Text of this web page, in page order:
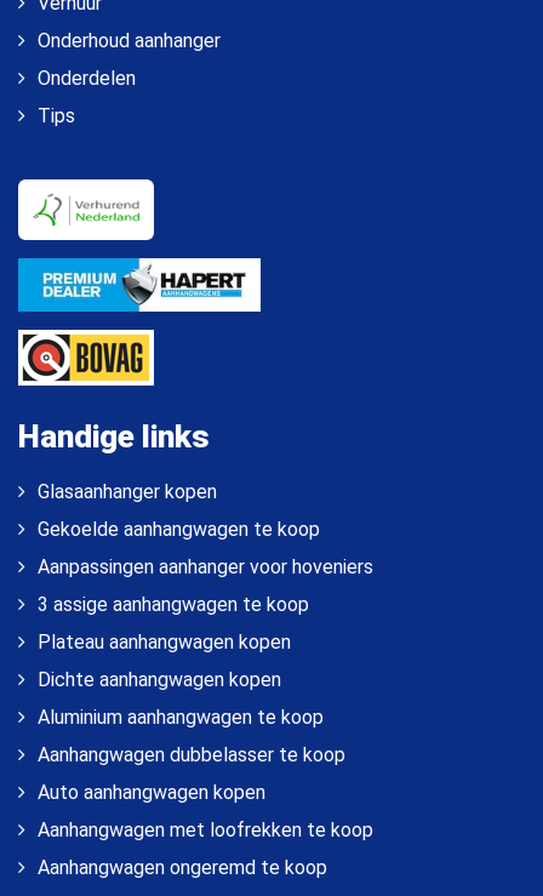
Onderhoud aanhanger
Onderdelen
Tips
Handige links
Glasaanhanger kopen
Gekoelde aanhangwagen te koop
Aanpassingen aanhanger voor hoveniers
3 assige aanhangwagen te koop
Plateau aanhangwagen kopen
Dichte aanhangwagen kopen
Aluminium aanhangwagen te koop
Aanhangwagen dubbelasser te koop
Auto aanhangwagen kopen
Aanhangwagen met loofrekken te koop
Aanhangwagen ongeremd te koop